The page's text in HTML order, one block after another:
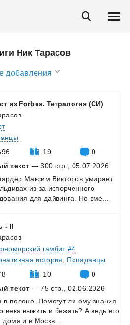
Ник Тарасов
добавления
из Forbes. Тетралогия (СИ)
19
0
текст — 300 стр., 05.07.2026
Максим Викторов умирает
из-за испорченного
для дайвинга. Но вме...
- II
гамбит #4
история
Попаданцы
10
0
текст — 75 стр., 02.06.2026
в полоне. Помогут ли ему знания
века выжить и бежать? А ведь его
дома и в Москв...